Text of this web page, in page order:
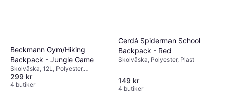
Beckmann Gym/Hiking
Backpack - Jungle Game
Skolväska, 12L, Polyester,
Bröstrem, Höftrem
299 kr
4 butiker
Cerdá Spiderman School
Backpack - Red
Skolväska, Polyester, Plast
149 kr
4 butiker